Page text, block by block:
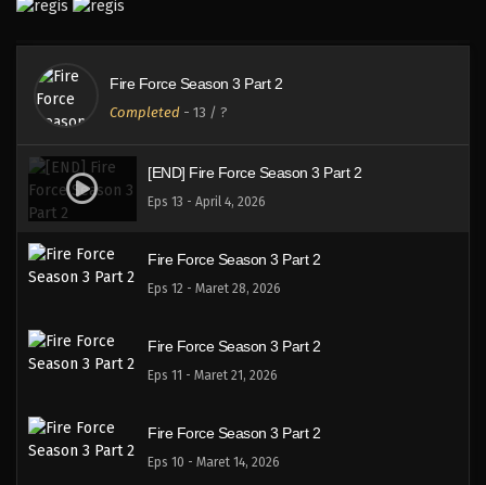
Fire Force Season 3 Part 2
Completed - 13 / ?
[END] Fire Force Season 3 Part 2
Eps 13 - April 4, 2026
Fire Force Season 3 Part 2
Eps 12 - Maret 28, 2026
Fire Force Season 3 Part 2
Eps 11 - Maret 21, 2026
Fire Force Season 3 Part 2
Eps 10 - Maret 14, 2026